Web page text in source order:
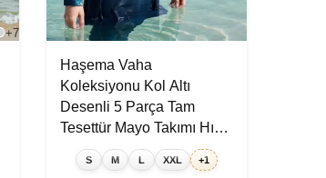
+7
Haşema Vaha
Koleksiyonu Kol Altı
Desenli 5 Parça Tam
Tesettür Mayo Takımı Hızlı
Kuruyan Mayo 5089 Petrol
Mavisi
S M L XXL +1